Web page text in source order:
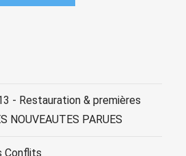
- Restauration & premières
NOUVEAUTES PARUES
Conflits